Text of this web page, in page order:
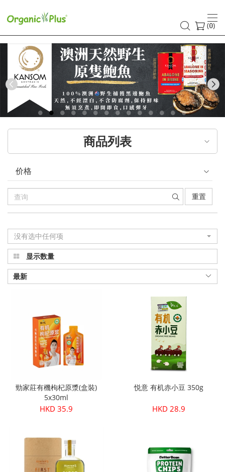
(0)
Previous
商品列表
价格
重置
没有选中任何项
显示数量
最新
勁家莊有機枸杞原漿(盒裝)
5x30ml
HKD 35.9
悦意 有机赤小豆 350g
HKD 28.9